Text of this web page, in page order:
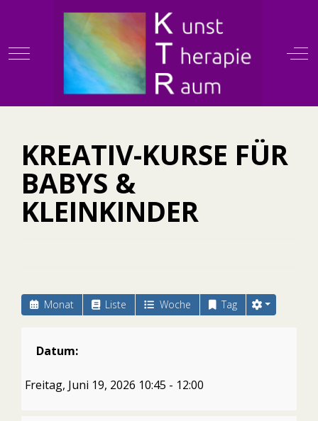
Mobile Menu Toggle
KREATIV-KURSE FÜR
BABYS &
KLEINKINDER
Monat Liste Woche Tag
Datum:
Freitag, Juni 19, 2026 10:45 - 12:00